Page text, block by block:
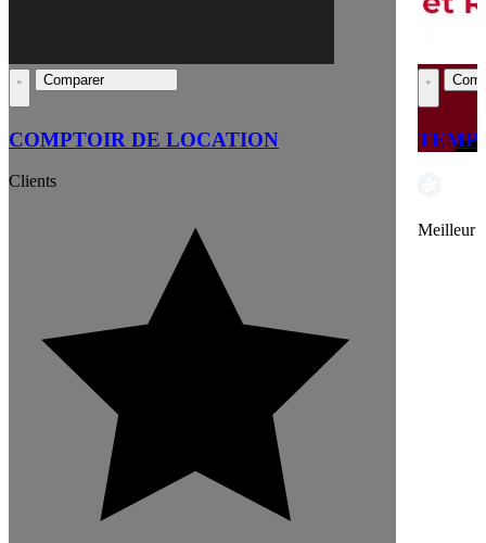
Comparer
COMPTOIR DE LOCATION
Clients
Meilleur